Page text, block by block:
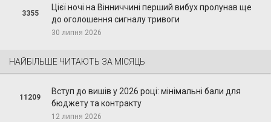
3355
Цієї ночі на Вінниччині перший вибух пролунав ще
до оголошення сигналу тривоги
30 липня 2026
НАЙБІЛЬШЕ ЧИТАЮТЬ ЗА МІСЯЦЬ
11209
Вступ до вишів у 2026 році: мінімальні бали для
бюджету та контракту
12 липня 2026